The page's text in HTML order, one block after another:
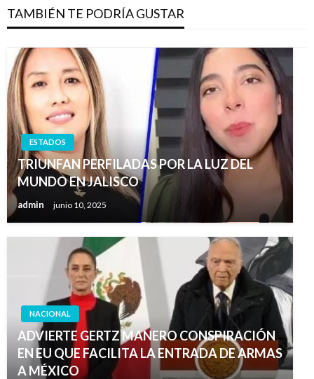
TAMBIÉN TE PODRÍA GUSTAR
ESTADOS
TRIUNFAN PERFILADAS POR LA LUZ DEL
MUNDO EN JALISCO
admin junio 10, 2025
NACIONAL
ADVIERTE GERTZ MANERO CONSPIRACIÓN
EN EU QUE FACILITA LA ENTRADA DE ARMAS
A MÉXICO